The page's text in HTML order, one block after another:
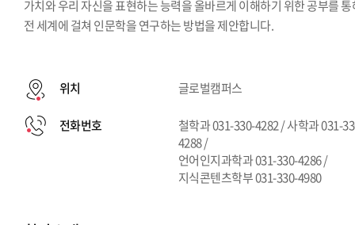
가치와 우리 자신을 표현하는 능력을 올바르게 이해하기 위한 공부를
전 세계에 걸쳐 인문학을 연구하는 방법을 제안합니다.
위치 글로벌캠퍼스
전화번호
철학과 031-330-4282 / 사학과 031-
4288 /
언어인지과학과 031-330-4286 /
지식콘텐츠학부 031-330-4980